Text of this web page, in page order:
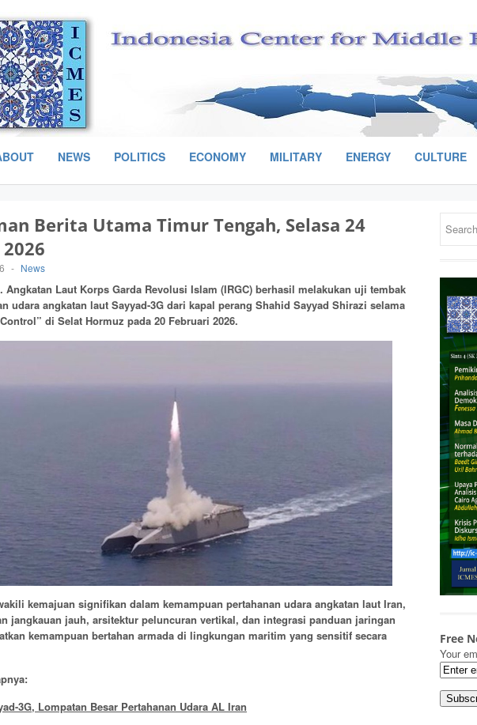
NEWS POLITICS ECONOMY MILITARY ENERGY CULTURE
Berita Utama Timur Tengah, Selasa 24
- News
Angkatan Laut Korps Garda Revolusi Islam (IRGC) berhasil melakukan uji tembak
udara angkatan laut Sayyad-3G dari kapal perang Shahid Sayyad Shirazi selama
di Selat Hormuz pada 20 Februari 2026.
kemajuan signifikan dalam kemampuan pertahanan udara angkatan laut Iran,
jangkauan jauh, arsitektur peluncuran vertikal, dan integrasi panduan jaringan
kemampuan bertahan armada di lingkungan maritim yang sensitif secara
3G, Lompatan Besar Pertahanan Udara AL Iran
Free
Your